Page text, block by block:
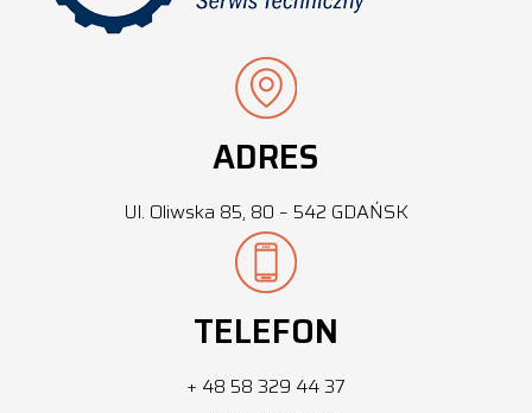
ADRES
Ul. Oliwska 85, 80 – 542 GDAŃSK
TELEFON
+ 48 58 329 44 37